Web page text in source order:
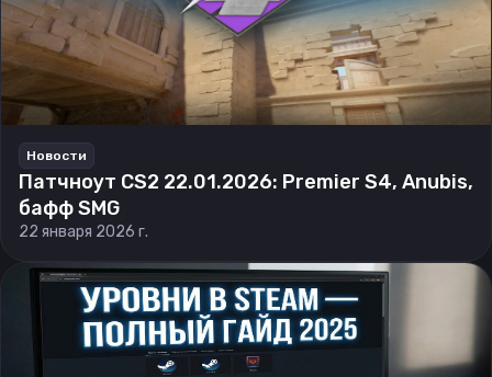
Новости
Патчноут CS2 22.01.2026: Premier S4, Anubis,
бафф SMG
22 января 2026 г.